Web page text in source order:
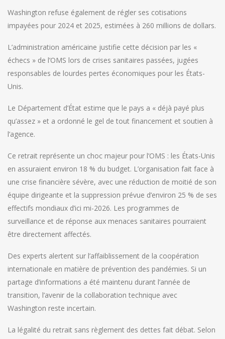
Washington refuse également de régler ses cotisations
impayées pour 2024 et 2025, estimées à 260 millions de dollars.
L’administration américaine justifie cette décision par les «
échecs » de l’OMS lors de crises sanitaires passées, jugées
responsables de lourdes pertes économiques pour les États-
Unis.
Le Département d’État estime que le pays a « déjà payé plus
qu’assez » et a ordonné le gel de tout financement et soutien à
l’agence.
Ce retrait représente un choc majeur pour l’OMS : les États-Unis
en assuraient environ 18 % du budget. L’organisation fait face à
une crise financière sévère, avec une réduction de moitié de son
équipe dirigeante et la suppression prévue d’environ 25 % de ses
effectifs mondiaux d’ici mi-2026. Les programmes de
surveillance et de réponse aux menaces sanitaires pourraient
être directement affectés.
Des experts alertent sur l’affaiblissement de la coopération
internationale en matière de prévention des pandémies. Si un
partage d’informations a été maintenu durant l’année de
transition, l’avenir de la collaboration technique avec
Washington reste incertain.
La légalité du retrait sans règlement des dettes fait débat. Selon